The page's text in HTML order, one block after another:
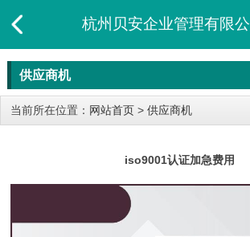
杭州贝安企业管理有限
供应商机
当前所在位置： 网站首页 > 供应商机
iso9001认证加急费用